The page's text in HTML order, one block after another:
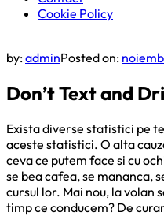
Cookie Policy
by:adminPosted on:
Don’t Text and
Exista diverse statistici pe
aceste statistici. O alta
ceva ce putem face si cu
se bea cafea, se mananca,
cursul lor. Mai nou, la volan
timp ce conducem? De